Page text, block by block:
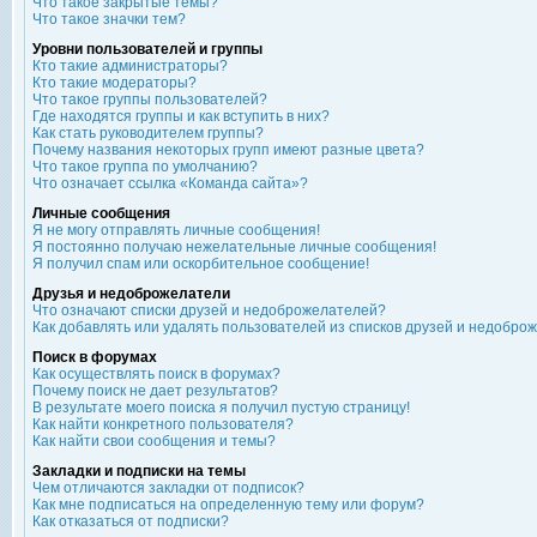
Что такое значки тем?
Уровни пользователей и группы
Кто такие администраторы?
Кто такие модераторы?
Что такое группы пользователей?
Где находятся группы и как вступить в них?
Как стать руководителем группы?
Почему названия некоторых групп имеют разные цвета?
Что такое группа по умолчанию?
Что означает ссылка «Команда сайта»?
Личные сообщения
Я не могу отправлять личные сообщения!
Я постоянно получаю нежелательные личные сообщения!
Я получил спам или оскорбительное сообщение!
Друзья и недоброжелатели
Что означают списки друзей и недоброжелателей?
Как добавлять или удалять пользователей из списков друзей и
Поиск в форумах
Как осуществлять поиск в форумах?
Почему поиск не дает результатов?
В результате моего поиска я получил пустую страницу!
Как найти конкретного пользователя?
Как найти свои сообщения и темы?
Закладки и подписки на темы
Чем отличаются закладки от подписок?
Как мне подписаться на определенную тему или форум?
Как отказаться от подписки?